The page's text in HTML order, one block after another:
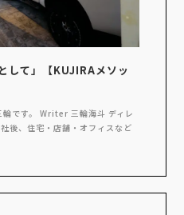
して」【KUJIRAメソッ
輪です。 Writer 三輪海斗 ディレ
後、住宅・店舗・オフィスなど